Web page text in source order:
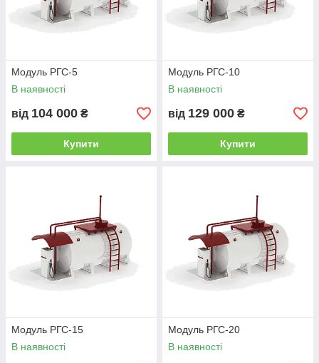
Модуль РГС-5
В наявності
від 104 000 ₴
Купити
Модуль РГС-10
В наявності
від 129 000 ₴
Купити
Модуль РГС-15
В наявності
Модуль РГС-20
В наявності